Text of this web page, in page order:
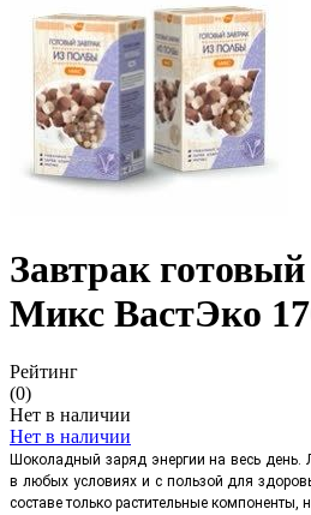
Завтрак
Микс ВастЭко
Рейтинг
(0)
Нет в наличии
Нет в наличии
Шоколадный заряд энергии на весь день.
в любых условиях и с пользой для
составе только растительные компоненты,